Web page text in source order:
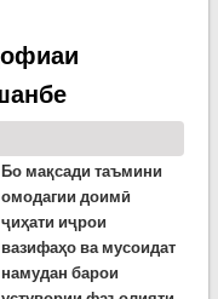
Бо мақсади таъмини
омодагии доимӣ
ҷиҳати иҷрои
вазифаҳо ва мусоидат
намудан барои